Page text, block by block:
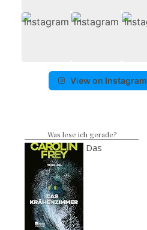
View on Instagram
Was lese ich gerade?
Das